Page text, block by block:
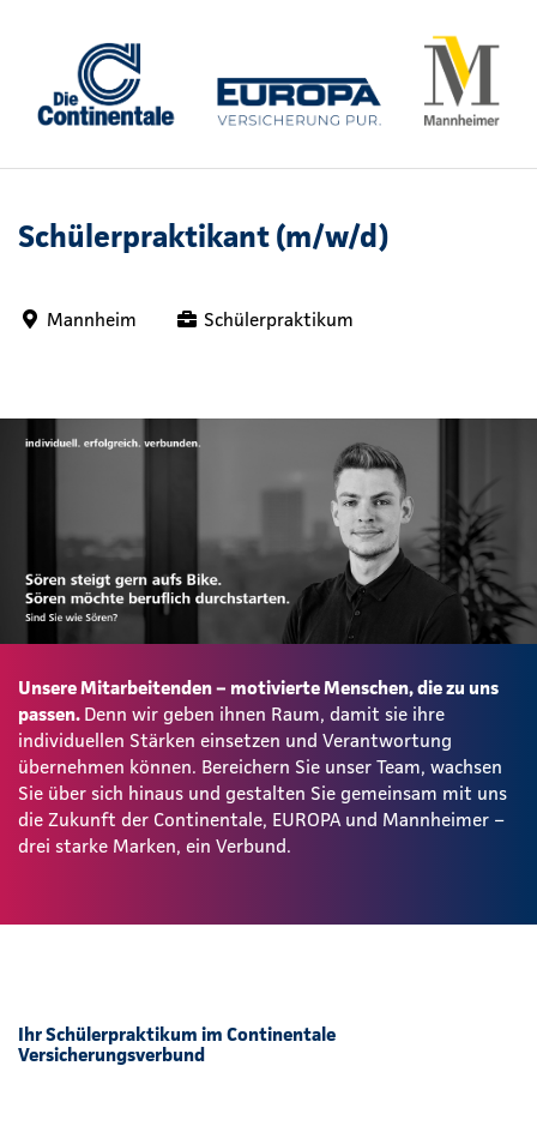
Schülerpraktikant (m/w/d)
Mannheim Schülerpraktikum
Unsere Mitarbeitenden – motivierte Menschen, die zu uns
passen. Denn wir geben ihnen Raum, damit sie ihre
individuellen Stärken einsetzen und Verantwortung
übernehmen können. Bereichern Sie unser Team, wachsen
Sie über sich hinaus und gestalten Sie gemeinsam mit uns
die Zukunft der Continentale, EUROPA und Mannheimer –
drei starke Marken, ein Verbund.
Ihr Schülerpraktikum im Continentale
Versicherungsverbund